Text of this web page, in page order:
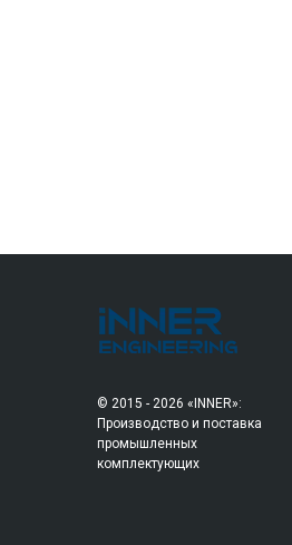
© 2015 - 2026 «INNER»:
Производство и поставка
промышленных
комплектующих